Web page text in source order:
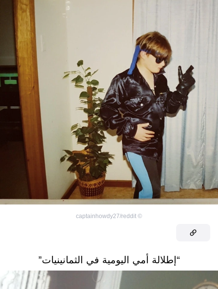
©
captainhowdy27/reddit
“إطلالة أمي اليومية في الثمانينيات”